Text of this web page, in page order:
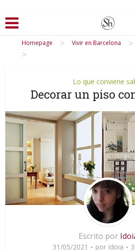
Homepage > Vivir en Barcelona >
>
Lo que conviene
Decorar un piso
Escrito por
31/05/2021 por Idoia